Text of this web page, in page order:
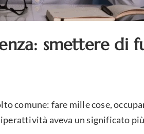
smettere di
comune: fare mille cose,
aveva un significato